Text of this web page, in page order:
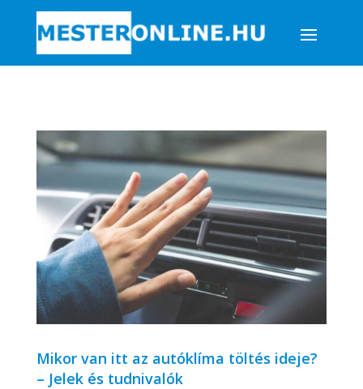
Mikor van itt az autóklíma töltés ideje?
– Jelek és tudnivalók